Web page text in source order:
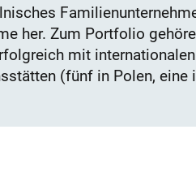
her. Zum Portfolio
mit
(fünf in Polen,